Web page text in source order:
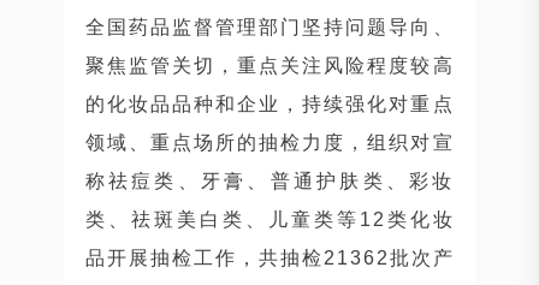
全国药品监督管理部门坚持问题导向、
聚焦监管关切，重点关注风险程度较高
的化妆品品种和企业，持续强化对重点
领域、重点场所的抽检力度，组织对宣
称祛痘类、牙膏、普通护肤类、彩妆
类、祛斑美白类、儿童类等12类化妆
品开展抽检工作，共抽检21362批次产